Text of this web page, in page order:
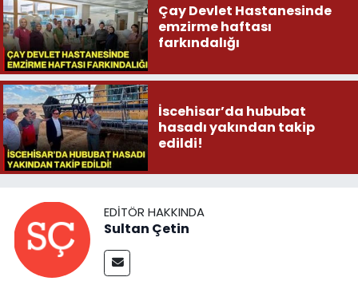
Çay Devlet Hastanesinde
emzirme haftası
farkındalığı
İscehisar’da hububat
hasadı yakından takip
edildi!
EDITÖR HAKKINDA
Sultan Çetin